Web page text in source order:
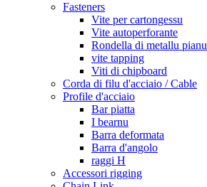
Fasteners
Vite per cartongessu
Vite autoperforante
Rondella di metallu pianu
vite tapping
Viti di chipboard
Corda di filu d'acciaio / Cable
Profile d'acciaio
Bar piatta
I bearnu
Barra deformata
Barra d'angolo
raggi H
Accessori rigging